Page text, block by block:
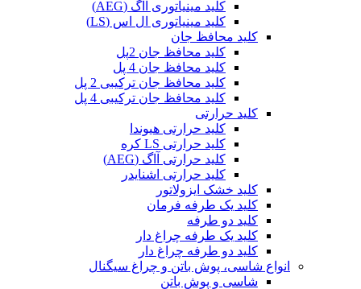
کلید مینیاتوری آاگ (AEG)
کلید مینیاتوری ال اس (LS)
کلید محافظ جان
کلید محافظ جان 2پل
کلید محافظ جان 4 پل
کلید محافظ جان ترکیبی 2 پل
کلید محافظ جان ترکیبی 4 پل
کلید حرارتی
کلید حرارتی هیوندا
کلید حرارتی LS کره
کلید حرارتی آاگ (AEG)
کلید حرارتی اشنایدر
کلید خشک ایزولاتور
کلید یک طرفه فرمان
کلید دو طرفه
کلید یک طرفه چراغ دار
کلید دو طرفه چراغ دار
انواع شاسی، پوش باتن و چراغ سیگنال
شاسی و پوش باتن